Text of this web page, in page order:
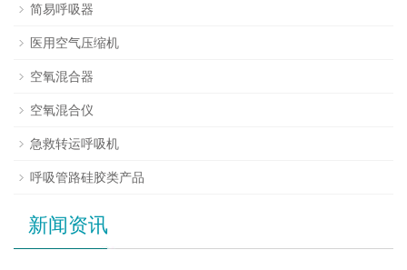
简易呼吸器
医用空气压缩机
空氧混合器
空氧混合仪
急救转运呼吸机
呼吸管路硅胶类产品
新闻资讯